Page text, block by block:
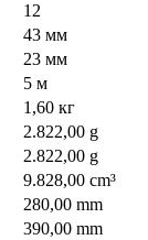
12
43 мм
23 мм
5 м
1,60 кг
2.822,00 g
2.822,00 g
9.828,00 cm³
280,00 mm
390,00 mm